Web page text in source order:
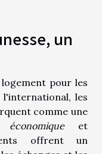
un
pour les
l'international, les
comme une
économiqueet
offrent un